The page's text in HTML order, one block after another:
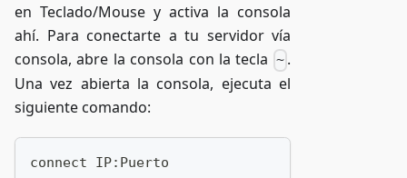
en Teclado/Mouse y activa la consola
ahí. Para conectarte a tu servidor vía
consola, abre la consola con la tecla ~ .
Una vez abierta la consola, ejecuta el
siguiente comando:
connect IP:Puerto